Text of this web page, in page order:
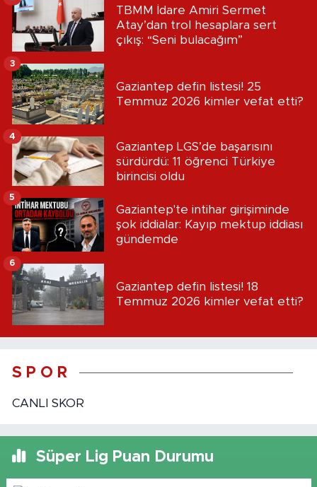
TBMM İdare Amiri Sermet
Atay’dan trol hesaplara sert
çıkış: “Seni bulacağım”
Gaziantep defin listesi! 25
Temmuz 2026 kimler vefat etti?
3
Gaziantep LGS’de başarısını
sürdürdü: 11 öğrenci Türkiye
birincisi oldu
4
Gaziantep'te intihar girişiminde
şok iddialar: Kayıp mektup iddiası
gündemde
5
Gaziantep defin listesi! 18
Temmuz 2026 kimler vefat etti?
6
S P O R
CANLI SKOR
Süper Lig Puan Durumu